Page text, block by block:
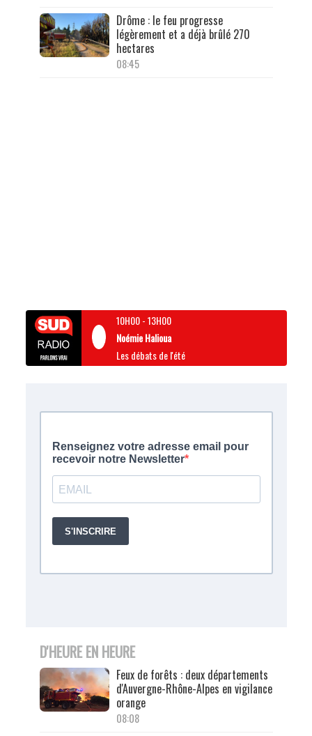
Drôme : le feu progresse
légèrement et a déjà brûlé 270
hectares
08:45
10H00-13H00
Noémie Halioua
Les débats de l'été
D'HEURE EN HEURE
Feux de forêts : deux départements
d'Auvergne-Rhône-Alpes en vigilance
orange
08:08